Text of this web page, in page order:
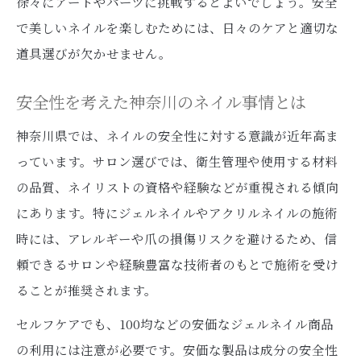
で美しいネイルを楽しむためには、日々のケアと適切な
道具選びが欠かせません。
安全性を考えた神奈川のネイル事情とは
神奈川県では、ネイルの安全性に対する意識が近年高ま
っています。サロン選びでは、衛生管理や使用する材料
の品質、ネイリストの資格や経験などが重視される傾向
にあります。特にジェルネイルやアクリルネイルの施術
時には、アレルギーや爪の損傷リスクを避けるため、信
頼できるサロンや経験豊富な技術者のもとで施術を受け
ることが推奨されます。
セルフケアでも、100均などの安価なジェルネイル商品
の利用には注意が必要です。安価な製品は成分の安全性